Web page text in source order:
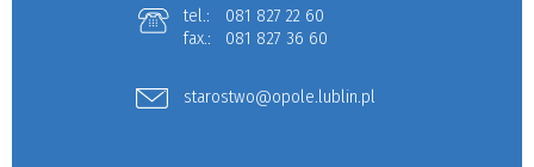
tel.:
081 827 22 60
fax.:
081 827 36 60
starostwo@opole.lublin.pl